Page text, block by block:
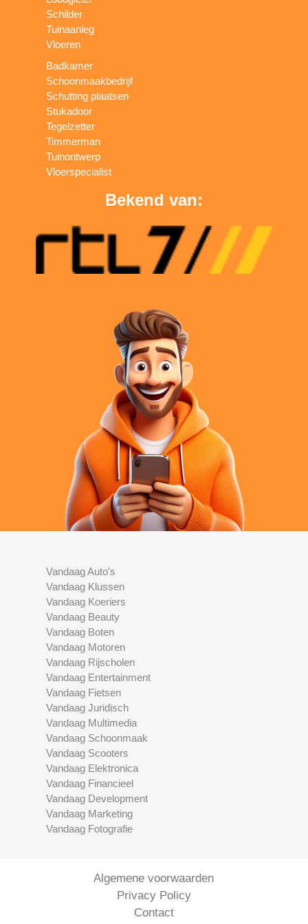
Schilder
Tuinaanleg
Vloeren
Badkamer
Schoonmaakbedrijf
Schutting plaatsen
Stukadoor
Tegelzetter
Timmerman
Tuinontwerp
Vloerspecialist
Bekend van:
Vandaag Auto's
Vandaag Klussen
Vandaag Koeriers
Vandaag Beauty
Vandaag Boten
Vandaag Motoren
Vandaag Rijscholen
Vandaag Entertainment
Vandaag Fietsen
Vandaag Juridisch
Vandaag Multimedia
Vandaag Schoonmaak
Vandaag Scooters
Vandaag Elektronica
Vandaag Financieel
Vandaag Development
Vandaag Marketing
Vandaag Fotografie
Algemene voorwaarden
Privacy Policy
Contact